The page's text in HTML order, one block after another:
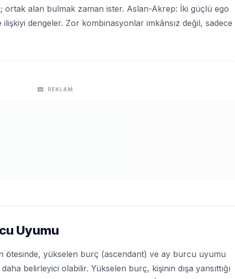
ortak alan bulmak zaman ister. Aslan-Akrep: İki güçlü ego
ilişkiyi dengeler. Zor kombinasyonlar imkânsız değil, sadece
REKLAM
Uyumu
ötesinde, yükselen burç (ascendant) ve ay burcu uyumu
belirleyici olabilir. Yükselen burç, kişinin dışa yansıttığı